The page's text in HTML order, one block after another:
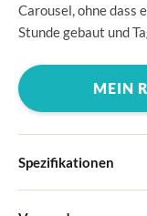
Carousel, ohne dass
Stunde gebaut und
MEIN
Spezifikationen